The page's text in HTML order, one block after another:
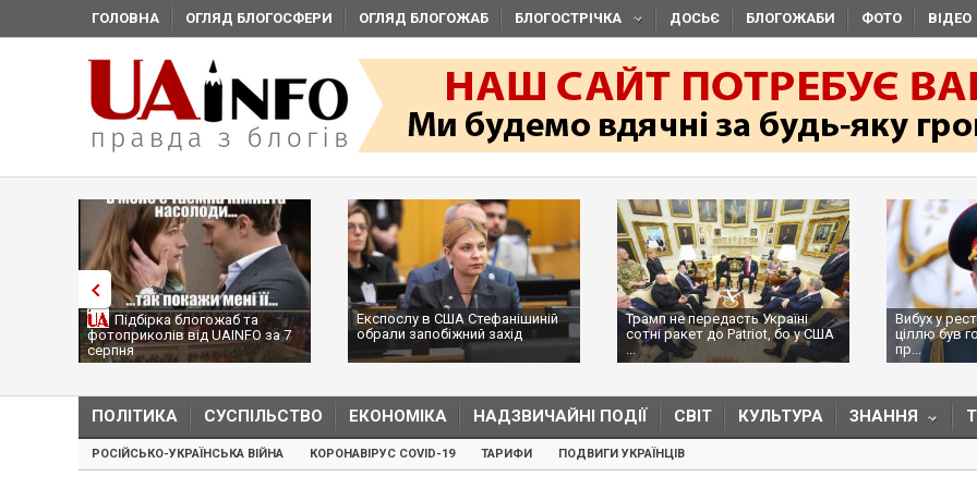
ГОЛОВНА ОГЛЯД БЛОГОСФЕРИ ОГЛЯД БЛОГОЖАБ БЛОГОСТРІЧКА ДОСЬЄ БЛОГОЖАБИ ФОТО ВІДЕО
Підбірка блогожаб та
фотоприколів від UAINFO за 7
серпня
Експослу в США Стефанішиній
обрали запобіжний захід
Трамп не передасть Україні
сотні ракет до Patriot, бо у США
...
Вибух у
ціллю був
пр...
ПОЛІТИКА СУСПІЛЬСТВО ЕКОНОМІКА НАДЗВИЧАЙНІ ПОДІЇ СВІТ КУЛЬТУРА ЗНАННЯ
РОСІЙСЬКО-УКРАЇНСЬКА ВІЙНА КОРОНАВІРУС COVID-19 ТАРИФИ ПОДВИГИ УКРАЇНЦІВ